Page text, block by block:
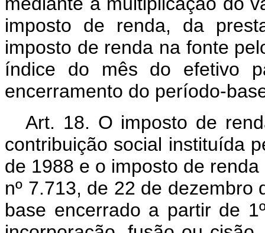
imposto de renda, da
imposto de renda na fonte
índice do mês do efetivo
encerramento do período-
Art. 18. O imposto de
contribuição social instituída
de 1988 e o imposto de
nº 7.713, de 22 de
base encerrado a partir de